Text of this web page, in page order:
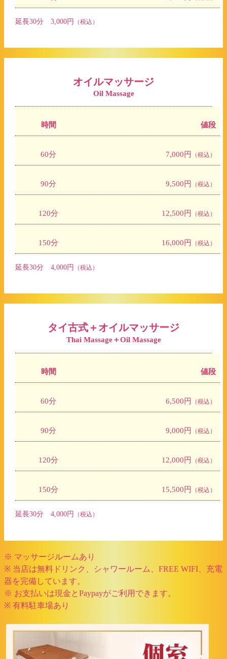
延長30分 3,000円 （税込）
オイルマッサージ
Oil Massage
時間 値段
60分 7,000円 （税込）
90分 9,500円 （税込）
120分 12,500円 （税込）
150分 16,000円 （税込）
延長30分 4,000円 （税込）
タイ古式＋オイルマッサージ
Thai Massage＋Oil Massage
時間 値段
60分 6,500円 （税込）
90分 9,000円 （税込）
120分 12,000円 （税込）
150分 15,500円 （税込）
延長30分 4,000円 （税込）
※ マッサージルームあり
※ 当店は無料ドリンク、シャワールーム、FREE WIFI、充電
器を完備しています。
※ お支払いは現金とPaypayがご利用できます。
※ 有料駐車場あり